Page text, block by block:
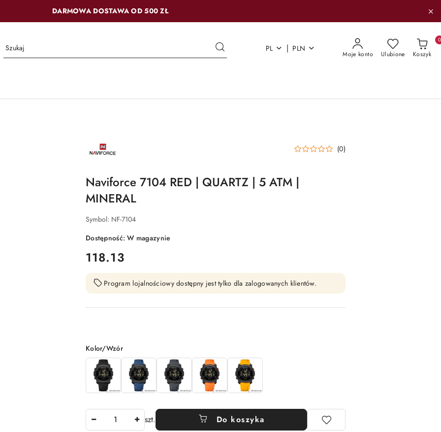
DARMOWA DOSTAWA OD 500 ZŁ
PL | PLN
Moje konto Ulubione Koszyk
0
PRODUCENTA:
NAVIFORCE (0)
Naviforce 7104 RED | QUARTZ | 5 ATM |
MINERAL
Symbol: NF-7104
Dostępność:W magazynie
cena:
118.13
Program lojalnościowy dostępny jest tylko dla zalogowanych klientów.
Wariant
Kolor/Wzór
szt. Do koszyka